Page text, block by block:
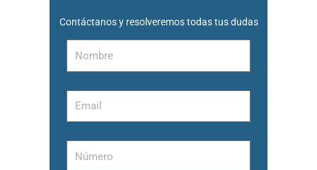
Contáctanos y resolveremos todas tus dudas